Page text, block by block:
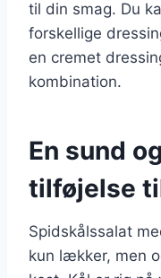
til din smag. Du
forskellige
en cremet
kombination.
En sund
tilføjelse
Spidskålssalat
kun lækker, men